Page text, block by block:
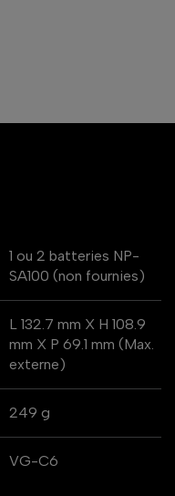
1 ou 2 batteries NP-
SA100 (non fournies)
L 132.7 mm X H 108.9
mm X P 69.1 mm (Max.
externe)
249 g
VG-C6